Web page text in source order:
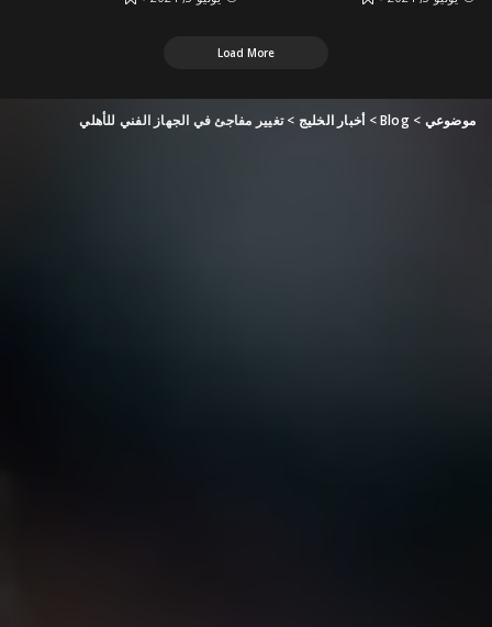
Load More
موضوعي >
Blog
> أخبار الخليج >تغيير مفاجئ في الجهاز الفني للأهلي